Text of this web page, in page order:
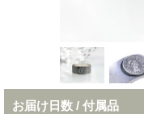
お届け日数 / 付属品